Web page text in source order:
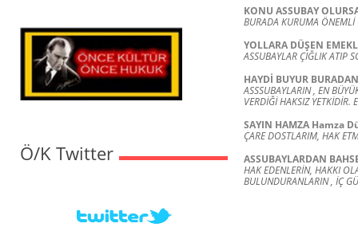
Ö/K Twitter
KONU ASSUBAY
BURADA KURUMA ÖNEMLİ
YOLLARA DÜŞEN
ASSUBAYLAR ÇIĞLIK ATIP
HAYDİ BUYUR
ASSSUBAYLARIN , EN
VERDİĞİ HAKSIZ YETKİDİR.
SAYIN HAMZA Hamza
ÇARE DOSTLARIM, HAK
ASSUBAYLARDAN
HAK EDENLERİN, HAKKI
BULUNDURANLARIN , İÇ